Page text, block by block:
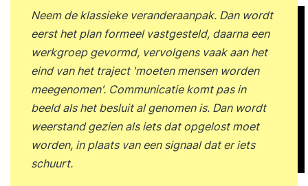
Neem de klassieke veranderaanpak. Dan wordt
eerst het plan formeel vastgesteld, daarna een
werkgroep gevormd, vervolgens vaak aan het
eind van het traject 'moeten mensen worden
meegenomen'. Communicatie komt pas in
beeld als het besluit al genomen is. Dan wordt
weerstand gezien als iets dat opgelost moet
worden, in plaats van een signaal dat er iets
schuurt.